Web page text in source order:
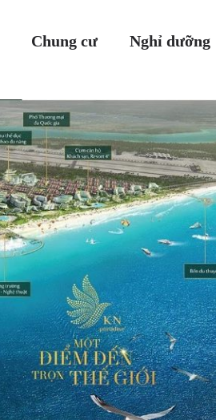
Chung cư Nghỉ dưỡng